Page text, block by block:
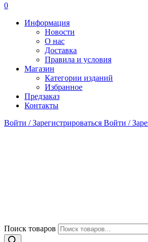
0
Информация
Новости
О нас
Доставка
Правила и условия
Магазин
Категории изданий
Избранное
Предзаказ
Контакты
Войти / Зарегистрироваться Войти /
Поиск товаров